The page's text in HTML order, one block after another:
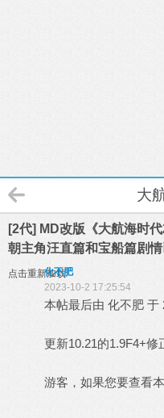
大
[2代] MD改版《大航海时
朝主角汪直篇和宝船篇剧
点击重新加载
化不肥
2023-10-2 17:25:54
本帖最后由 化不肥 于
更新10.21的1.9F4+修
游客，如果您要查看